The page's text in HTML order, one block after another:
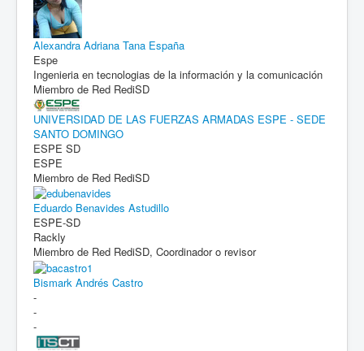
Alexandra Adriana Tana España
Espe
Ingenieria en tecnologias de la información y la comunicación
Miembro de Red RediSD
UNIVERSIDAD DE LAS FUERZAS ARMADAS ESPE - SEDE
SANTO DOMINGO
ESPE SD
ESPE
Miembro de Red RediSD
Eduardo Benavides Astudillo
ESPE-SD
Rackly
Miembro de Red RediSD, Coordinador o revisor
Bismark Andrés Castro
-
-
-